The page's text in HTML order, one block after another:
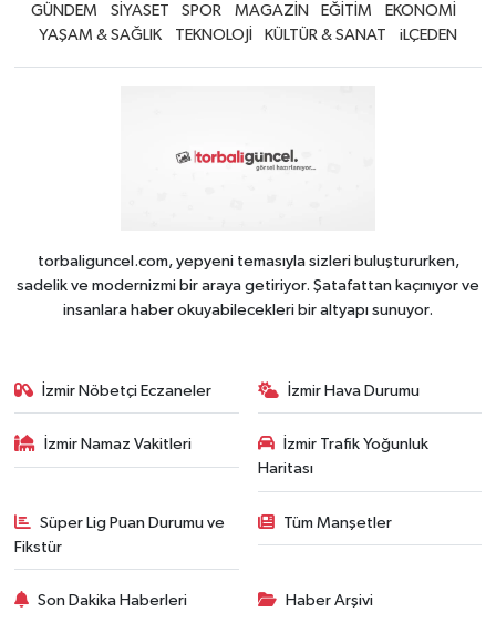
GÜNDEM SİYASET SPOR MAGAZİN EĞİTİM
EKONOMİ
YAŞAM & SAĞLIK
TEKNOLOJİ KÜLTÜR & SANAT iLÇEDEN
torbaliguncel.com, yepyeni temasıyla sizleri buluştururken,
sadelik ve modernizmi bir araya getiriyor. Şatafattan kaçınıyor ve
insanlara haber okuyabilecekleri bir altyapı sunuyor.
İzmir Nöbetçi Eczaneler İzmir Hava Durumu
İzmir Namaz Vakitleri
İzmir Trafik Yoğunluk
Haritası
Süper Lig Puan Durumu ve
Fikstür
Tüm Manşetler
Son Dakika Haberleri Haber Arşivi